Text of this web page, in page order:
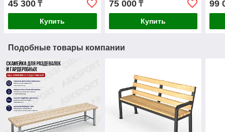
45 300 ₸
Купить
75 000₸
Купить
99
Подобные товары компании